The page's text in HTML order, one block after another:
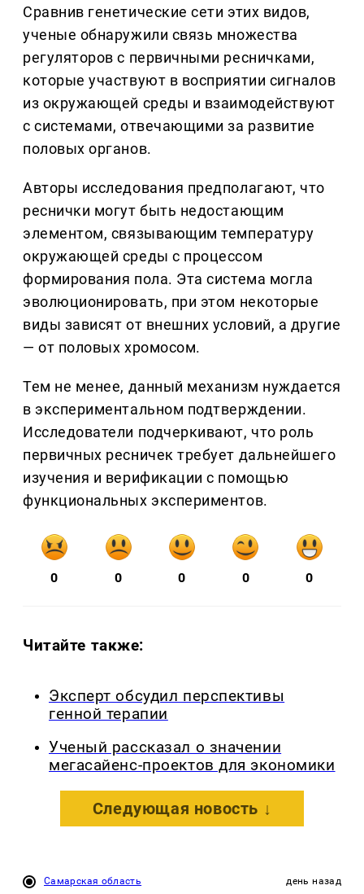
Сравнив генетические сети этих видов,
ученые обнаружили связь множества
регуляторов с первичными ресничками,
которые участвуют в восприятии сигналов
из окружающей среды и взаимодействуют
с системами, отвечающими за развитие
половых органов.
Авторы исследования предполагают, что
реснички могут быть недостающим
элементом, связывающим температуру
окружающей среды с процессом
формирования пола. Эта система могла
эволюционировать, при этом некоторые
виды зависят от внешних условий, а другие
— от половых хромосом.
Тем не менее, данный механизм нуждается
в экспериментальном подтверждении.
Исследователи подчеркивают, что роль
первичных ресничек требует дальнейшего
изучения и верификации с помощью
функциональных экспериментов.
0 0 0 0 0
Читайте также:
Эксперт обсудил перспективы
генной терапии
Ученый рассказал о значении
мегасайенс-проектов для экономики
Следующая новость ↓
Самарская область день назад